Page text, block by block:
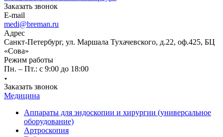
Заказать звонок
E-mail
medi@breman.ru
Адрес
Санкт-Петербург, ул. Маршала Тухачевского, д.22, оф.425, БЦ
«Сова»
Режим работы
Пн. – Пт.: с 9:00 до 18:00
Заказать звонок
Медицина
Аппараты для эндоскопии и хирургии (универсальное
оборудование)
Артроскопия